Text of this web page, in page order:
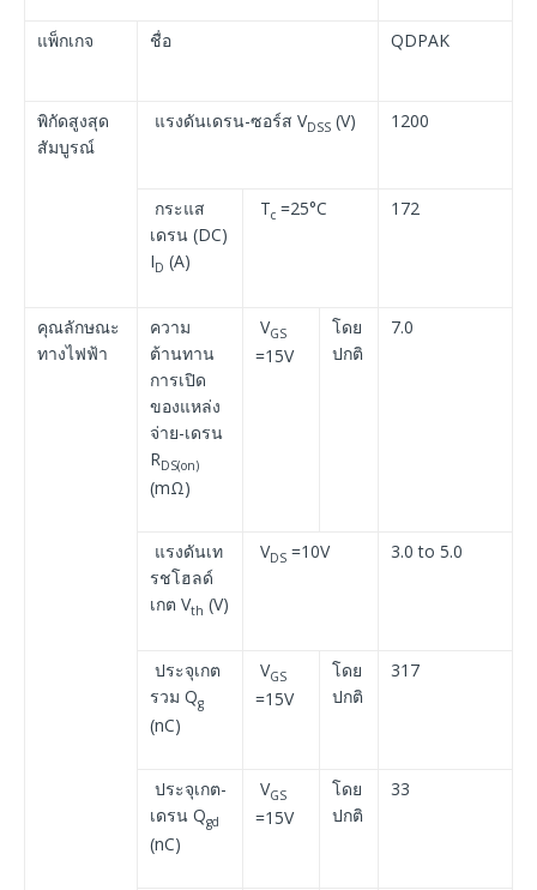
แพ็กเกจ ชื่อ QDPAK
พิกัดสูงสุด
สัมบูรณ์
แรงดันเดรน-ซอร์ส VDSS (V) 1200
กระแส
เดรน (DC)
ID (A)
Tc =25°C 172
คุณลักษณะ
ทางไฟฟ้า
ความ
ต้านทาน
การเปิด
ของแหล่ง
จ่าย-เดรน
RDS(on)
(mΩ)
VGS
=15V
โดย
ปกติ
7.0
แรงดันเท
รชโฮลด์
เกต Vth (V)
VDS =10V 3.0 to 5.0
ประจุเกต
รวม Qg
(nC)
VGS
=15V
โดย
ปกติ
317
ประจุเกต-
เดรน Qgd
(nC)
VGS
=15V
โดย
ปกติ
33